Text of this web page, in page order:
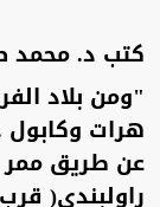
كتب د. محمد
"ومن بلاد
هرات وكابول
عن طريق ممر
راولبندي(